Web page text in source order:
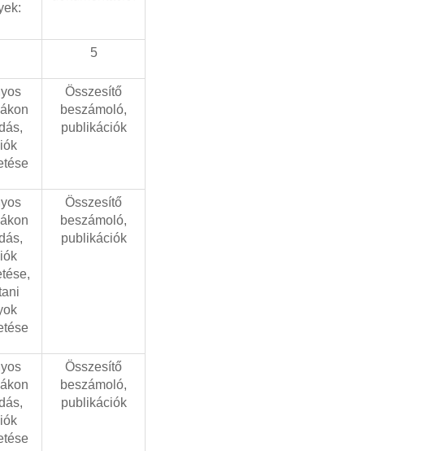
5
Összesítő
beszámoló,
publikációk
Összesítő
beszámoló,
publikációk
Összesítő
beszámoló,
publikációk